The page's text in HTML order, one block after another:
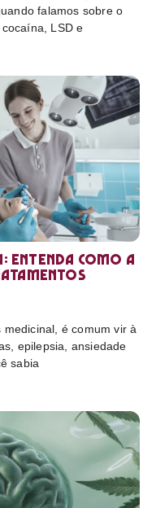
falamos sobre o
LSD e
entenda como a
é comum vir à
epilepsia, ansiedade
sabia